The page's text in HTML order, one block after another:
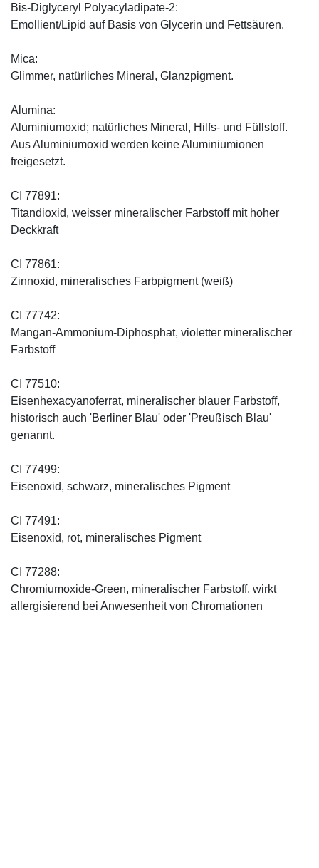
Bis-Diglyceryl Polyacyladipate-2:
Emollient/Lipid auf Basis von Glycerin und Fettsäuren.
Mica:
Glimmer, natürliches Mineral, Glanzpigment.
Alumina:
Aluminiumoxid; natürliches Mineral, Hilfs- und Füllstoff.
Aus Aluminiumoxid werden keine Aluminiumionen
freigesetzt.
CI 77891:
Titandioxid, weisser mineralischer Farbstoff mit hoher
Deckkraft
CI 77861:
Zinnoxid, mineralisches Farbpigment (weiß)
CI 77742:
Mangan-Ammonium-Diphosphat, violetter mineralischer
Farbstoff
CI 77510:
Eisenhexacyanoferrat, mineralischer blauer Farbstoff,
historisch auch 'Berliner Blau' oder 'Preußisch Blau'
genannt.
CI 77499:
Eisenoxid, schwarz, mineralisches Pigment
CI 77491:
Eisenoxid, rot, mineralisches Pigment
CI 77288:
Chromiumoxide-Green, mineralischer ­Farbstoff, wirkt
allergisierend bei Anwesenheit von Chromationen